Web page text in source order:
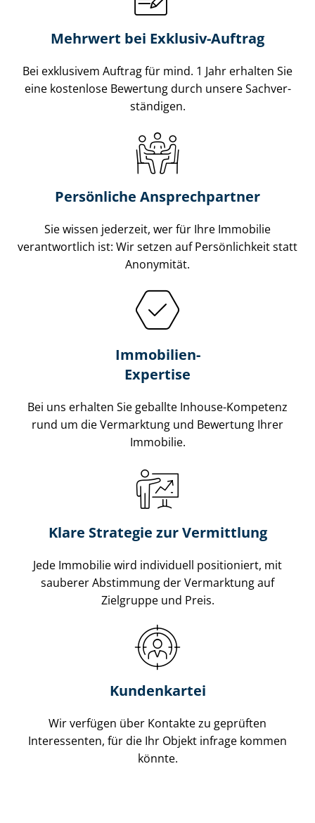
Mehrwert bei Exklusiv-Auftrag
Bei exklusivem Auftrag für mind. 1 Jahr erhalten Sie
eine kostenlose Bewertung durch unsere Sach­ver­
stän­di­gen.
Persönliche Ansprechpartner
Sie wissen jederzeit, wer für Ihre Immobilie
verantwortlich ist: Wir setzen auf Persönlichkeit statt
Anonymität.
Immobilien-
Expertise
Bei uns erhalten Sie geballte Inhouse-Kompetenz
rund um die Vermarktung und Bewertung Ihrer
Immobilie.
Klare Strategie zur Vermittlung
Jede Immobilie wird individuell positioniert, mit
sauberer Abstimmung der Vermarktung auf
Zielgruppe und Preis.
Kundenkartei
Wir verfügen über Kontakte zu geprüften
Interessenten, für die Ihr Objekt infrage kommen
könnte.